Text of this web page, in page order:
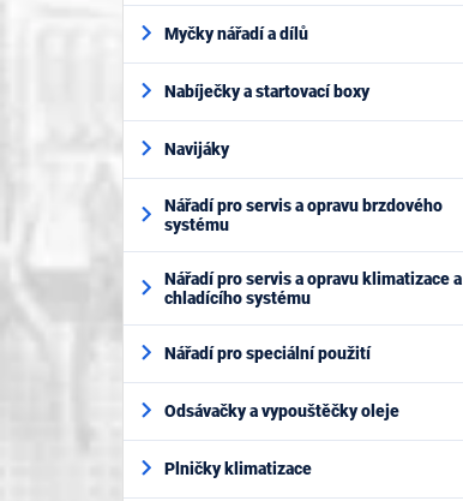
Myčky nářadí a dílů
Nabíječky a startovací boxy
Navijáky
Nářadí pro servis a opravu brzdového
systému
Nářadí pro servis a opravu klimatizace a
chladícího systému
Nářadí pro speciální použití
Odsávačky a vypouštěčky oleje
Plničky klimatizace